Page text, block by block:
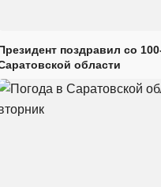
поздравил со
области